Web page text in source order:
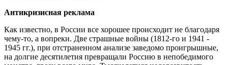
Антикризисная реклама
Как известно, в России все хорошее происходит не благодаря
чему-то, а вопреки. Две страшные войны (1812-го и 1941 -
1945 гг.), при отстраненном анализе заведомо проигрышные,
на долгие десятилетия превращали Россию в непобедимого